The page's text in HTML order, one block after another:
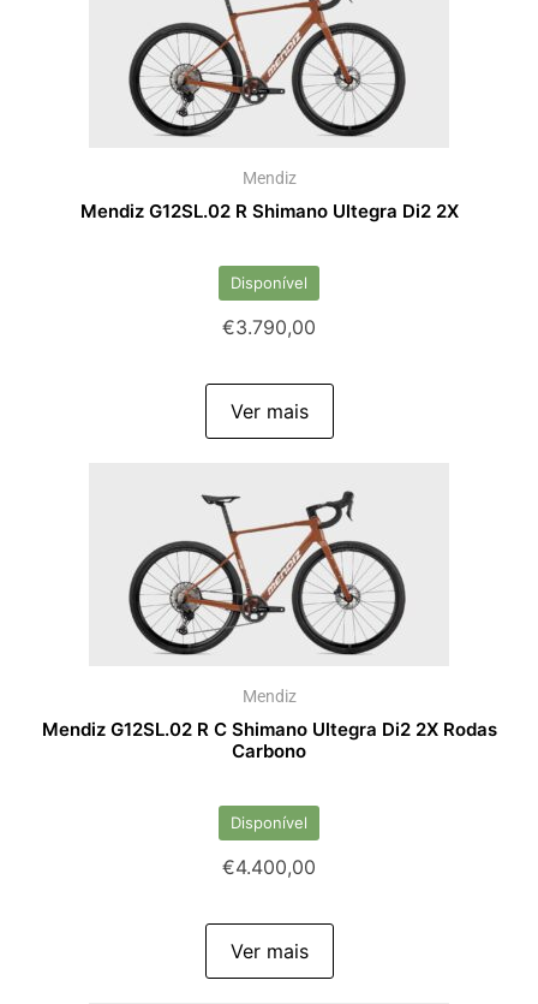
Mendiz
Mendiz G12SL.02 R Shimano Ultegra Di2 2X
Disponível
€3.790,00
Ver mais
Mendiz
Mendiz G12SL.02 R C Shimano Ultegra Di2 2X Rodas
Carbono
Disponível
€4.400,00
Ver mais